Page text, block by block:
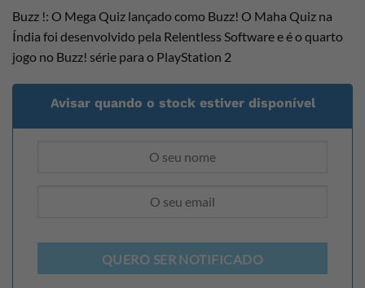
Buzz !: O Mega Quiz lançado como Buzz! O Maha Quiz na
Índia foi desenvolvido pela Relentless Software e é o quarto
jogo no Buzz! série para o PlayStation 2
Avisar quando o stock estiver disponível
QUERO SER NOTIFICADO